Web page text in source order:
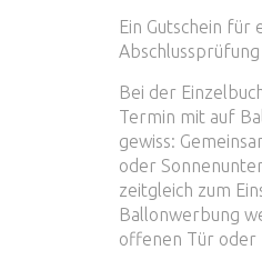
Ein Gutschein
Bei der
Termin mit auf
gewiss:
oder
zeitgleich zum
Ballonwerbung
offenen Tür oder